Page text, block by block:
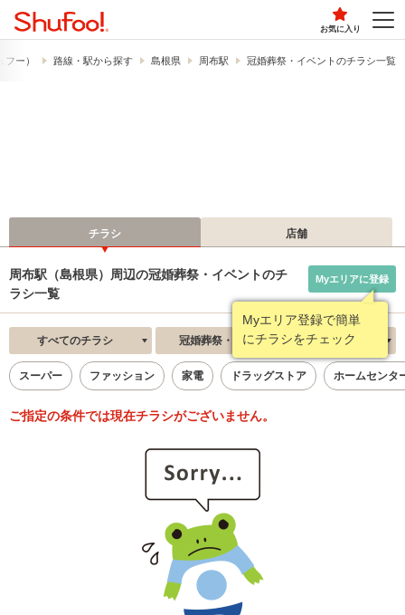
お気に入り
ー） 路線・駅から探す 島根県 周布駅 冠婚葬祭・イベントのチラシ一覧
チラシ 店舗
周布駅（島根県）周辺の冠婚葬祭・イベントのチ
ラシ一覧
Myエリア登録で簡単
にチラシをチェック
Myエリアに登録
すべてのチラシ 冠婚葬祭・イベント 新着順
スーパー ファッション 家電 ドラッグストア ホームセンタ
ご指定の条件では現在チラシがございません。